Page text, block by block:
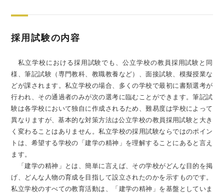
採用試験の内容
私立学校における採用試験でも、公立学校の教員採用試験と同
様、筆記試験（専門教科、教職教養など）、面接試験、模擬授業な
どが課されます。私立学校の場合、多くの学校で最初に書類選考が
行われ、その通過者のみが次の選考に臨むことができます。筆記試
験は各学校において独自に作成されるため、難易度は学校によって
異なりますが、基本的な対策方法は公立学校の教員採用試験と大き
く変わることはありません。私立学校の採用試験ならではのポイン
トは、希望する学校の「建学の精神」を理解することにあると言え
ます。
「建学の精神」とは、簡単に言えば、その学校がどんな目的を掲
げ、どんな人物の育成を目指して設立されたのかを示すものです。
私立学校のすべての教育活動は、「建学の精神」を基盤としていま